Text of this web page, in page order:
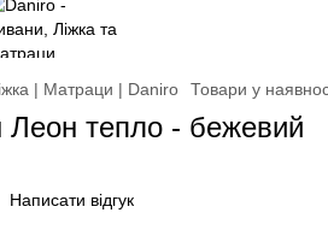
| Матраци | Daniro Товари у
Леон тепло - бежевий
Написати відгук